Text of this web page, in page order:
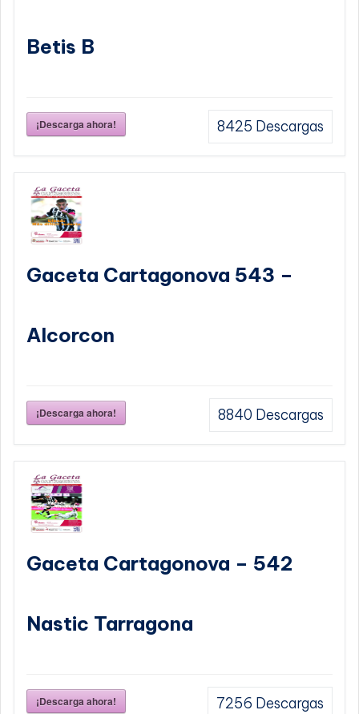
Betis B
¡Descarga ahora! 8425 Descargas
Gaceta Cartagonova 543 –
Alcorcon
¡Descarga ahora! 8840 Descargas
Gaceta Cartagonova – 542
Nastic Tarragona
¡Descarga ahora! 7256 Descargas